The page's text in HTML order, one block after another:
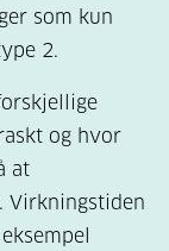
som kun
2.
og hvor
at
Virkningstiden